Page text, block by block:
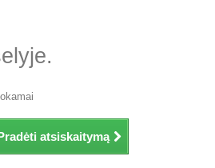
atsiskaitymą